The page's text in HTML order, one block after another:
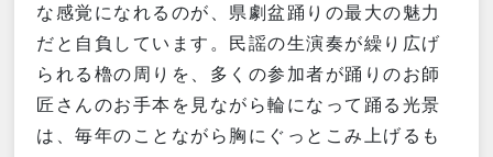
な感覚になれるのが、県劇盆踊りの最大の魅力
だと自負しています。民謡の生演奏が繰り広げ
られる櫓の周りを、多くの参加者が踊りのお師
匠さんのお手本を見ながら輪になって踊る光景
は、毎年のことながら胸にぐっとこみ上げるも